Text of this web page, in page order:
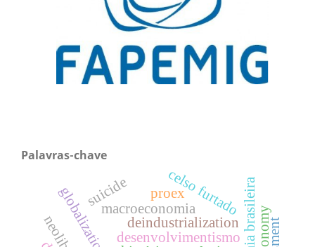
Palavras-chave
deindustrialization
globalization desenvolvimentismo
macroeconomiacelso furtado
suicide proex